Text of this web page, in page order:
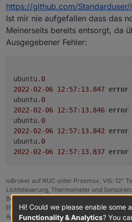
-> 5.2.0:
Fix crash cases
Added support for
-> 5.1.29:
-> 5.1.28:
Fixed discovery function
Fixed some GUI bugs
Would you like to
Update admin from
host.iobroker-v600-
+ iobroker.admin@5.2.3
updated 7 packages in
17 packages are
run `npm fund` for
https://github.com/
Ist mir nie aufgefallen dass das
Meinerseits bereits entsorgt, da
Ausgegebener Fehler:
ubuntu. 0
2022-02-06 12 : 57: 13.847 error
ubuntu. 0
2022-02-06 12 : 57: 13.846 error
ubuntu. 0
2022-02-06 12 : 57: 13.842 error
ubuntu. 0
2022-02-06 12 : 57: 13.837 error
ioBroker auf NUC unter Proxmox; VIS: 12"
Lichtsteuerung, Thermometer und
Beleuchtung: WLED (9); Heizung: DECT
EMS-ESP; 1 Echo V2; 3 Echo DOT; 1 Echo
Ap-Ac Lite.
Hi! Could we please enable some
Functionality & Analytics? You